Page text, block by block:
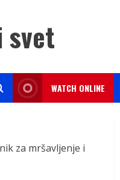
svet
WATCH ONLINE
za mršavljenje i